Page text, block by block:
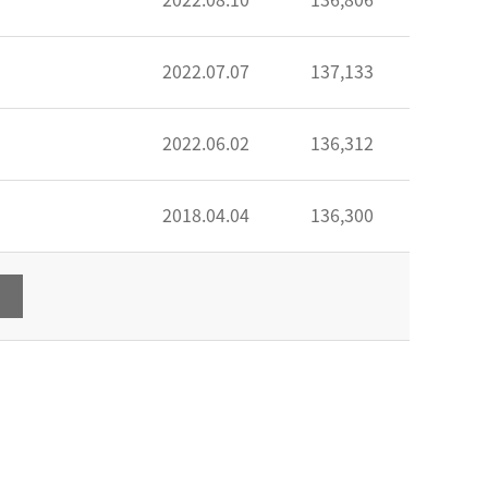
2022.07.07 137,133
2022.06.02 136,312
2018.04.04 136,300